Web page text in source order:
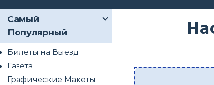
Самый
Популярный
Билеты на Выезд
Газета
Графические Макеты